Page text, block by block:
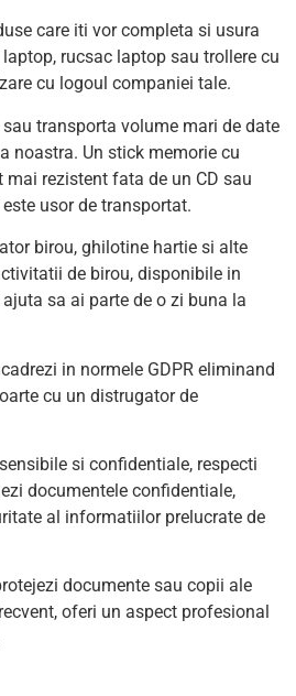
care iti vor completa si usura
rucsac laptop sau trollere cu
cu logoul companiei tale.
transporta volume mari de date
noastra. Un stick memorie cu
mai rezistent fata de un CD sau
usor de transportat.
birou, ghilotine hartie si alte
de birou, disponibile in
sa ai parte de o zi buna la
in normele GDPR eliminand
cu un distrugator de
si confidentiale, respecti
documentele confidentiale,
al informatiilor prelucrate de
documente sau copii ale
oferi un aspect profesional